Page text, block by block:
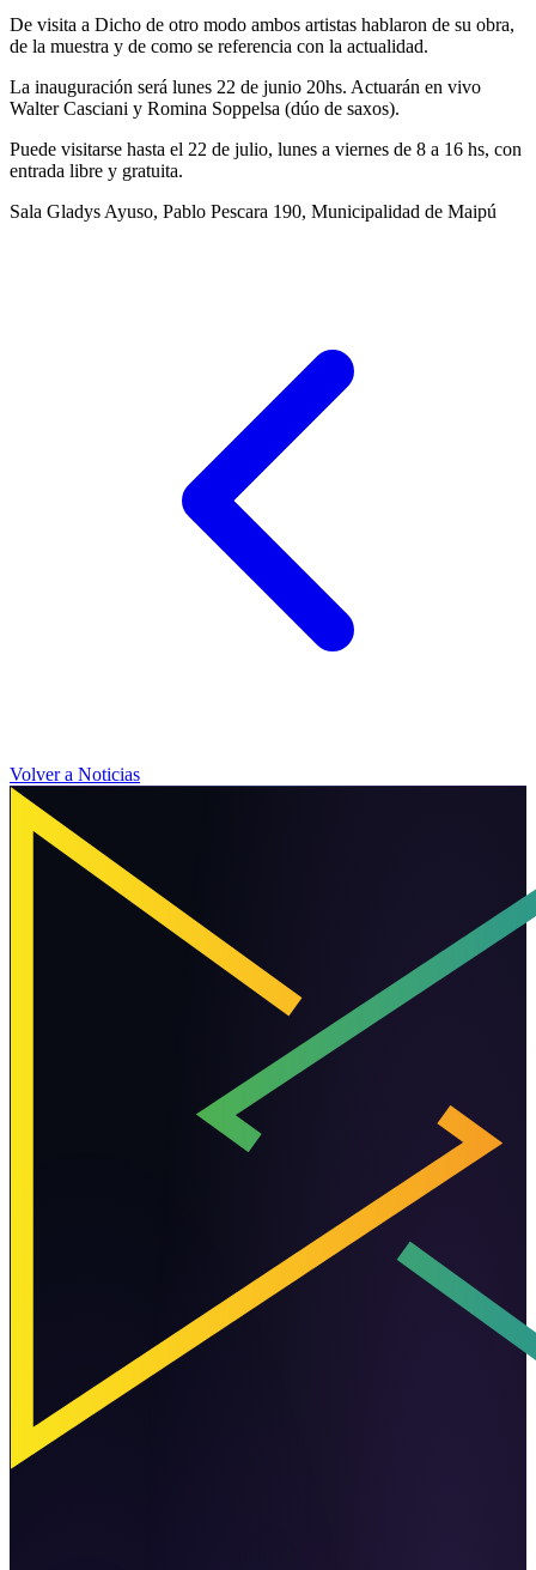
De visita a Dicho de otro modo ambos artistas hablaron de su obra,
de la muestra y de como se referencia con la actualidad.
La inauguración será lunes 22 de junio 20hs. Actuarán en vivo
Walter Casciani y Romina Soppelsa (dúo de saxos).
Puede visitarse hasta el 22 de julio, lunes a viernes de 8 a 16 hs, con
entrada libre y gratuita.
Sala Gladys Ayuso, Pablo Pescara 190, Municipalidad de Maipú
Volver a Noticias